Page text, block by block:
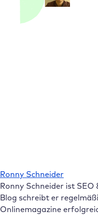
Ronny Schneider
Ronny Schneider ist
Blog schreibt er
Onlinemagazine